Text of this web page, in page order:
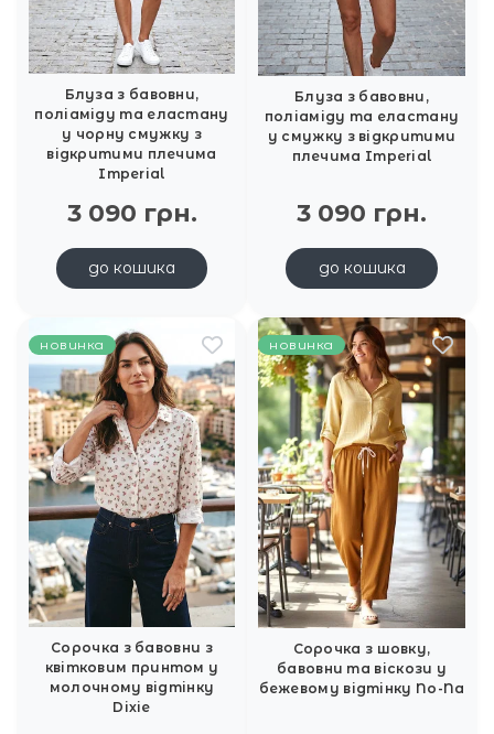
Блуза з бавовни,
поліаміду та еластану
у чорну смужку з
відкритими плечима
Imperial
3 090 грн.
до кошика
Блуза з бавовни,
поліаміду та еластану
у смужку з відкритими
плечима Imperial
3 090 грн.
до кошика
новинка
Сорочка з бавовни з
квітковим принтом у
молочному відтінку
Dixie
новинка
Сорочка з шовку,
бавовни та віскози у
бежевому відтінку No-Na